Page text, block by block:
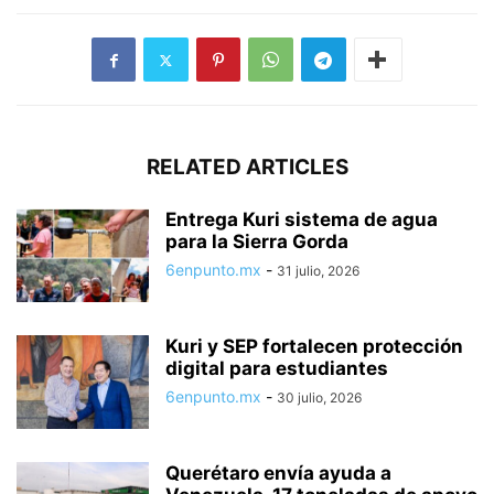
RELATED ARTICLES
Entrega Kuri sistema de agua
para la Sierra Gorda
6enpunto.mx - 31 julio, 2026
Kuri y SEP fortalecen protección
digital para estudiantes
6enpunto.mx - 30 julio, 2026
Querétaro envía ayuda a